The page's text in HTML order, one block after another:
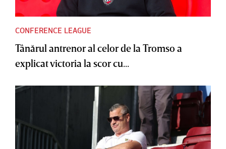
CONFERENCE LEAGUE
Tânărul antrenor al celor de la Tromso a
explicat victoria la scor cu...